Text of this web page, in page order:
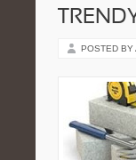
POSTED BY